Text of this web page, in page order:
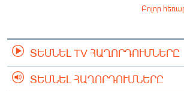
Բոլոր
ՏԵՍՆԵԼ TV ՀԱՂՈՐԴՈՒՄՆԵՐԸ
ՏԵՍՆԵԼ ՀԱՂՈՐԴՈՒՄՆԵՐԸ